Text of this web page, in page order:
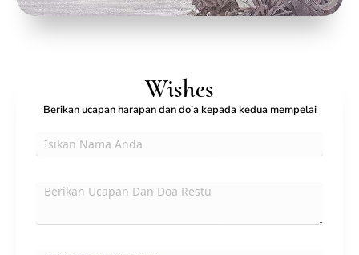
Wishes
Berikan ucapan harapan dan do’a kepada kedua mempelai